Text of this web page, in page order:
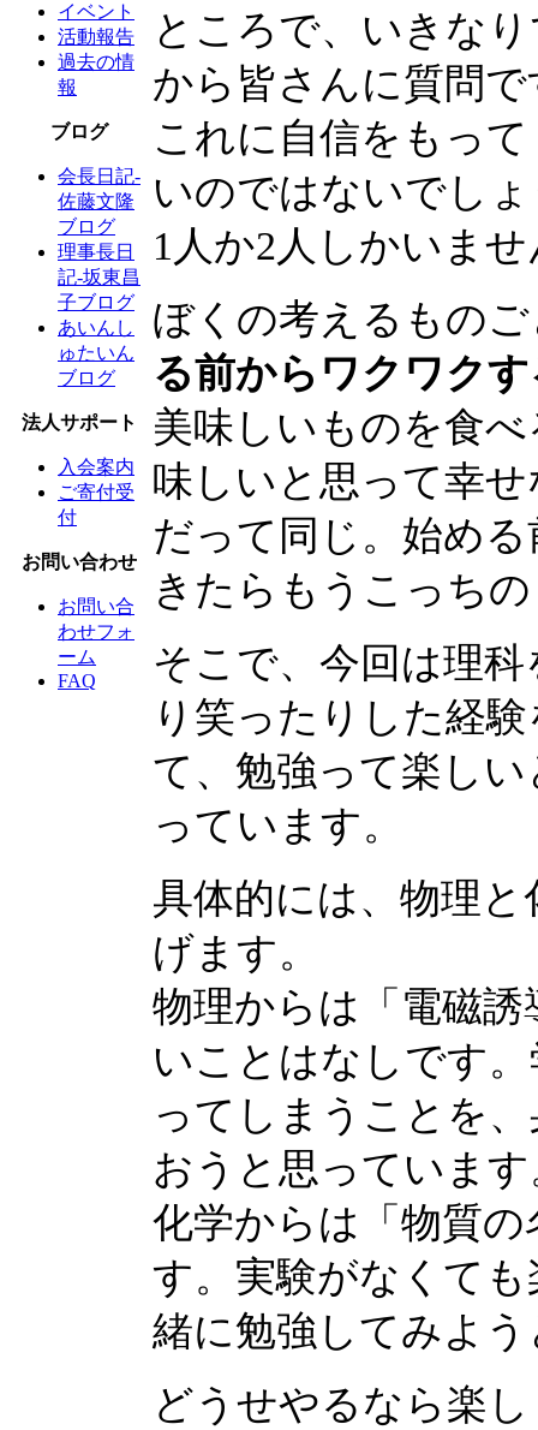
イベント
活動報告
過去の情
報
ブログ
会長日記-
佐藤文隆
ブログ
理事長日
記-坂東昌
子ブログ
あいんし
ゅたいん
ブログ
法人サポート
入会案内
ご寄付受
付
お問い合わせ
お問い合
わせフォ
ーム
FAQ
ところで、いきな
から皆さんに質問
これに自信をもって
いのではないでし
1人か2人しかいま
ぼくの考えるもの
る前からワクワク
美味しいものを食
味しいと思って幸
だって同じ。始め
きたらもうこっち
そこで、今回は理
り笑ったりした経
て、勉強って楽し
っています。
具体的には、物理
げます。
物理からは「電磁
いことはなしです
ってしまうことを
おうと思っています
化学からは「物質
す。実験がなくて
緒に勉強してみよ
どうせやるなら楽